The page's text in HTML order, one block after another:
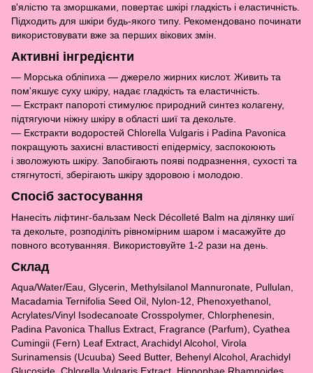
в'ялістю та зморшками, повертає шкірі гладкість і еластичність.
Підходить для шкіри будь-якого типу. Рекомендовано починати
використовувати вже за перших вікових змін.
Активні інгредієнти
— Морська обліпиха — джерело жирних кислот. Живить та
пом'якшує суху шкіру, надає гладкість та еластичність.
— Екстракт папороті стимулює природний синтез колагену,
підтягуючи ніжну шкіру в області шиї та декольте.
— Екстракти водоростей Chlorella Vulgaris і Padina Pavonica
покращують захисні властивості епідермісу, заспокоюють
і зволожують шкіру. Запобігають появі подразнення, сухості та
стягнутості, зберігають шкіру здоровою і молодою.
Спосіб застосування
Нанесіть ліфтинг-бальзам Neck Décolleté Balm на ділянку шиї
та декольте, розподіліть рівномірним шаром і масажуйте до
повного всотуванняя. Використовуйте 1-2 рази на день.
Склад
Aqua/Water/Eau, Glycerin, Methylsilanol Mannuronate, Pullulan,
Macadamia Ternifolia Seed Oil, Nylon-12, Phenoxyethanol,
Acrylates/Vinyl Isodecanoate Crosspolymer, Chlorphenesin,
Padina Pavonica Thallus Extract, Fragrance (Parfum), Cyathea
Cumingii (Fern) Leaf Extract, Arachidyl Alcohol, Virola
Surinamensis (Ucuuba) Seed Butter, Behenyl Alcohol, Arachidyl